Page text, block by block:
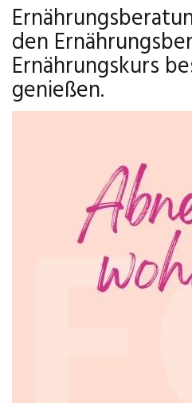
den
Ernährungskurs
genießen.